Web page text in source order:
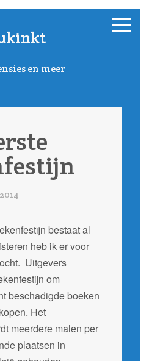
en meer
bestaat al
heb ik er voor
Uitgevers
om
beschadigde boeken
Het
meerdere malen per
plaatsen in